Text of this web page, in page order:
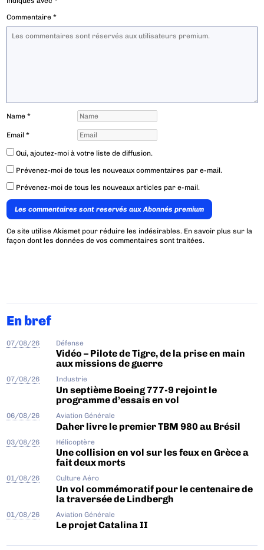
Commentaire*
Name*
Email*
Oui, ajoutez-moi à votre liste de diffusion.
Prévenez-moi de tous les nouveaux commentaires par e-mail.
Prévenez-moi de tous les nouveaux articles par e-mail.
Les commentaires sont reservés aux Abonnés premium
Ce site utilise Akismet pour réduire les indésirables. En savoir plus sur la
façon dont les données de vos commentaires sont traitées.
En bref
07/08/26 Défense
Vidéo – Pilote de Tigre, de la prise en main
aux missions de guerre
07/08/26 Industrie
Un septième Boeing 777-9 rejoint le
programme d’essais en vol
06/08/26 Aviation Générale
Daher livre le premier TBM 980 au Brésil
03/08/26 Hélicoptère
Une collision en vol sur les feux en Grèce a
fait deux morts
01/08/26 Culture Aéro
Un vol commémoratif pour le centenaire de
la traversée de Lindbergh
01/08/26 Aviation Générale
Le projet Catalina II